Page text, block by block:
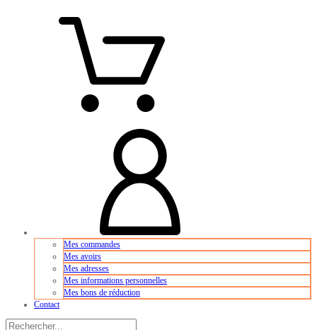
Mes commandes
Mes avoirs
Mes adresses
Mes informations personnelles
Mes bons de réduction
Contact